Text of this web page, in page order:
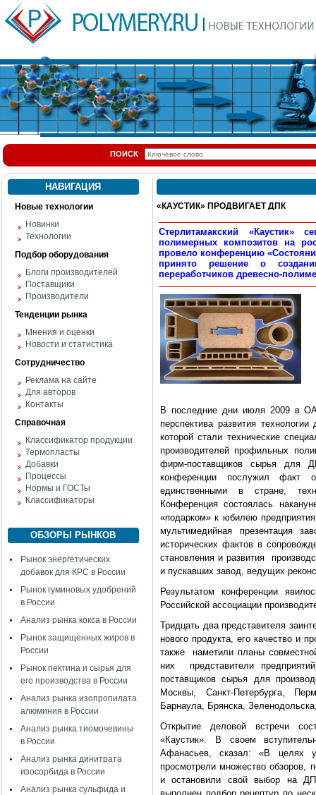
ПОИСК
НАВИГАЦИЯ
Новые технологии
Новинки
Технологии
Подбор оборудования
Блоги производителей
Поставщики
Производители
Тенденции рынка
Мнения и оценки
Новости и статистика
Сотрудничество
Реклама на сайте
Для авторов
Контакты
Справочная
Классификатор продукции
Термопласты
Добавки
Процессы
Нормы и ГОСТы
Классификаторы
ОБЗОРЫ РЫНКОВ
Рынок энергетических
добавок для КРС в России
Рынок гуминовых удобрений
в России
Анализ рынка кокса в России
Рынок защищенных жиров в
России
Рынок пектина и сырья для
его производства в России
Анализ рынка изопропилата
алюминия в России
Анализ рынка тиомочевины
в России
Анализ рынка динитрата
изосорбида в России
Анализ рынка сульфида и
«КАУСТИК» ПРОДВИГАЕТ ДПК
Стерлитамакский «Каустик»
полимерных композитов на
провело конференцию
принято решение о
переработчиков древесно-
В последние дни июля 2009 в
перспектива развития
которой стали технические
производителей профильных
фирм-поставщиков сырья для
конференции послужил
единственными в стране,
Конференция состоялась
«подарком» к юбилею
мультимедийная презентация
исторических фактов в
становления и развития
и пускавших завод, ведущих
Результатом конференции
Российской ассоциации
Тридцать два представителя
нового продукта, его качество и
также наметили планы
них представители
поставщиков сырья для
Москвы, Санкт-Петербурга,
Барнаула, Брянска,
Открытие деловой встречи
«Каустик». В своем
Афанасьев, сказал: «В целях
просмотрели множество обзоров,
и остановили свой выбор на